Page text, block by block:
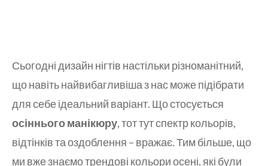
Сьогодні дизайн нігтів настільки різноманітний,
що навіть найвибагливіша з нас може підібрати
для себе ідеальний варіант. Що стосується
осіннього манікюру, тот тут спектр кольорів,
відтінків та оздоблення – вражає. Тим більше, що
ми вже знаємо трендові кольори осені, які були